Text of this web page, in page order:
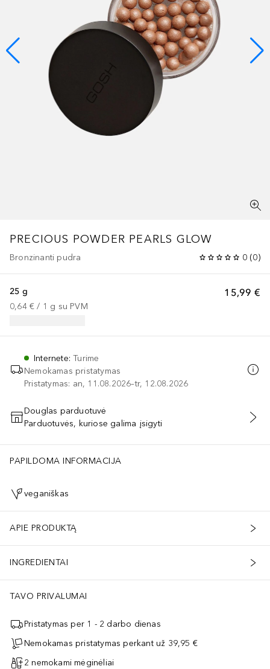
PRECIOUS POWDER PEARLS GLOW
Bronzinanti pudra 0 (0)
15,99 €
25 g
0,64 € / 1 g su PVM
Internete:Turime
Nemokamas pristatymas
Pristatymas: an, 11.08.2026–tr, 12.08.2026
PRIDĖTI Į KREPŠELĮ
Douglas parduotuvė
Parduotuvės, kuriose galima įsigyti
PAPILDOMA INFORMACIJA
veganiškas
APIE PRODUKTĄ
INGREDIENTAI
TAVO PRIVALUMAI
Pristatymas per 1 - 2 darbo dienas
Nemokamas pristatymas perkant už 39,95 €
2 nemokami mėginėliai